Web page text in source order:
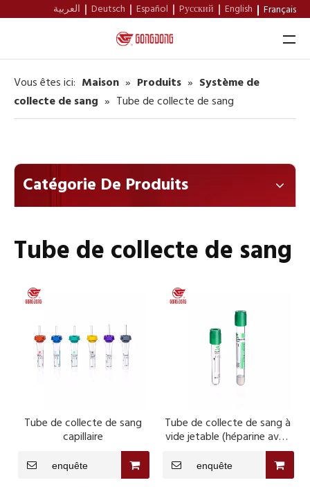
العربية Deutsch Español Pусский English Français
Maison
À Propos De Nous
Soutien
Contact
Vous êtes ici: Maison » Produits » Système de
collecte de sang » Tube de collecte de sang
Catégorie De Produits
Tube de collecte de sang
Tube de collecte de sang
capillaire
enquête
Tube de collecte de sang à
vide jetable (héparine avec
tube de gel séparateur)
enquête